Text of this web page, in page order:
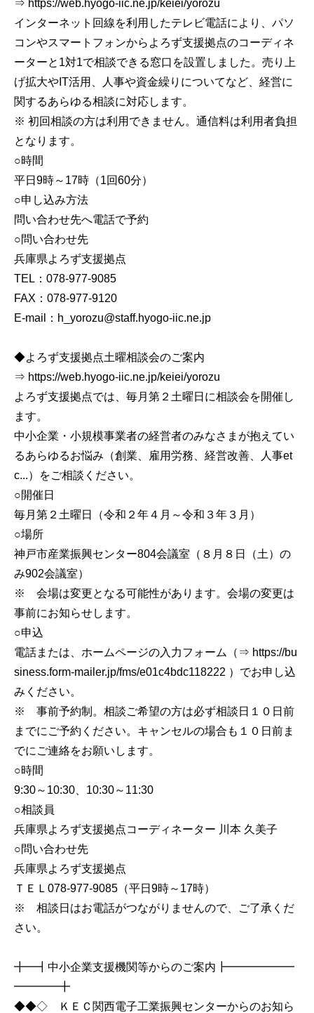
⇒ https://web.hyogo-iic.ne.jp/keiei/yorozu
インターネット回線を利用したテレビ電話により、パソ
コンやスマートフォンからよろず支援拠点のコーディネ
ーターと1対1で相談できる窓口を設置しました。売り上
げ拡大やIT活用、人事や資金繰りについてなど、経営に
関するあらゆる相談に対応します。
※ 初回相談の方は利用できません。通信料は利用者負担
となります。
○時間
平日9時～17時（1回60分）
○申し込み方法
問い合わせ先へ電話で予約
○問い合わせ先
兵庫県よろず支援拠点
TEL：078-977-9085
FAX：078-977-9120
E-mail：h_yorozu@staff.hyogo-iic.ne.jp
◆よろず支援拠点土曜相談会のご案内
⇒ https://web.hyogo-iic.ne.jp/keiei/yorozu
よろず支援拠点では、毎月第２土曜日に相談会を開催し
ます。
中小企業・小規模事業者の経営者のみなさまが抱えてい
るあらゆるお悩み（創業、雇用労務、経営改善、人事et
c...）をご相談ください。
○開催日
毎月第２土曜日（令和２年４月～令和３年３月）
○場所
神戸市産業振興センター804会議室（８月８日（土）の
み902会議室）
※ 会場は変更となる可能性があります。会場の変更は
事前にお知らせします。
○申込
電話または、ホームページの入力フォーム（⇒ https://bu
siness.form-mailer.jp/fms/e01c4bdc118222 ）でお申し込
みください。
※ 事前予約制。相談ご希望の方は必ず相談日１０日前
までにご予約ください。キャンセルの場合も１０日前ま
でにご連絡をお願いします。
○時間
9:30～10:30、10:30～11:30
○相談員
兵庫県よろず支援拠点コーディネーター 川本 久美子
○問い合わせ先
兵庫県よろず支援拠点
ＴＥＬ078‐977-9085（平日9時～17時）
※ 相談日はお電話がつながりませんので、ご了承くだ
さい。
╋━┫中小企業支援機関等からのご案内┣━━━━━━
━━━━╋
◆◆◇ ＫＥＣ関西電子工業振興センターからのお知ら